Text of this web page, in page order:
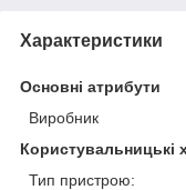
Характеристики
Основні атрибути
Виробник
Користувальницькі
Тип пристрою: